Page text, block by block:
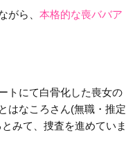
がら、 本格的な喪ババア
トにて白骨化した喪女の
はなころさん(無職・推定
みて、捜査を進めていま